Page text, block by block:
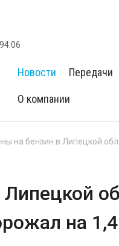
Новости Передачи
О компании
на бензин в Липецкой
на